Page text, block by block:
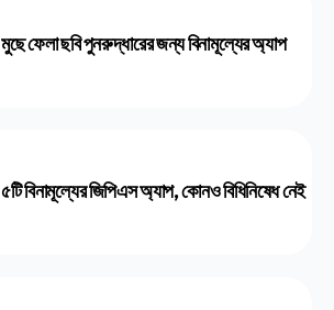
মুছে ফেলা ছবি পুনরুদ্ধারের জন্য বিনামূল্যের অ্যাপ
৫টি বিনামূল্যের জিপিএস অ্যাপ, কোনও বিধিনিষেধ নেই